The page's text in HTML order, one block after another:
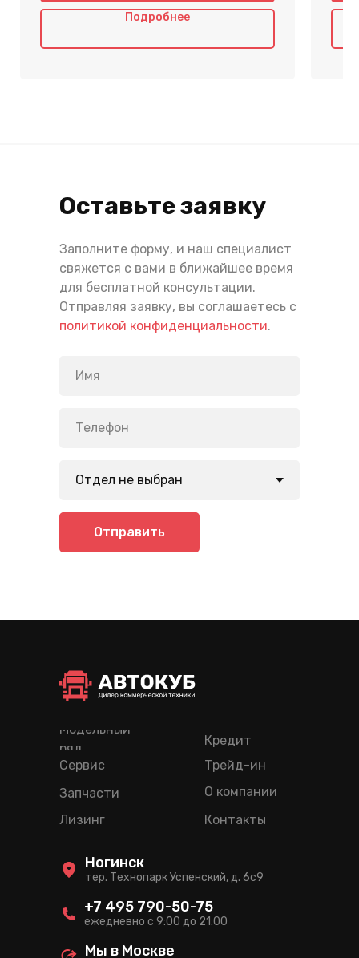
Подробнее
Оставьте заявку
Заполните форму, и наш специалист
свяжется с вами в ближайшее время
для бесплатной консультации.
Отправляя заявку, вы соглашаетесь с
политикой конфиденциальности.
Отправить
Лизинг
Кредит
Трейд-ин
Модельный
ряд
Сервис
Запчасти
О компании
Контакты
тер. Технопарк Успенский, д. 6c9
Ногинск
ежедневно с 9:00 до 21:00
+7 495 790-50-75
Мы в Москве